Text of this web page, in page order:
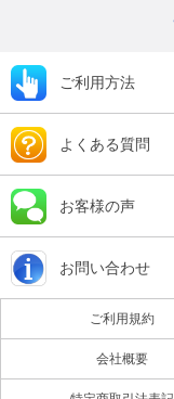
ご利用方法
よくある質問
お客様の声
お問い合わせ
ご利用規約
会社概要